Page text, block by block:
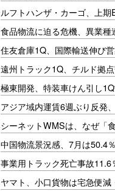
ルフトハンザ・カーゴ、上
食品物流に迫る危機、異業種
住友倉庫1Q、国際輸送伸び
遠州トラック1Q、チルド拠
極東開発、特装車けん引し
アジア域内運賃6週ぶり反発
シーネットWMSは、なぜ「
中国物流景況感、7月は50.4
事業用トラック死亡事故11.6
ヤマト、小口貨物は宅急便減